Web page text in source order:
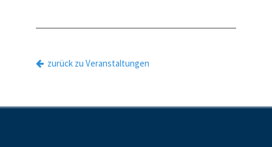
zurück zu Veranstaltungen